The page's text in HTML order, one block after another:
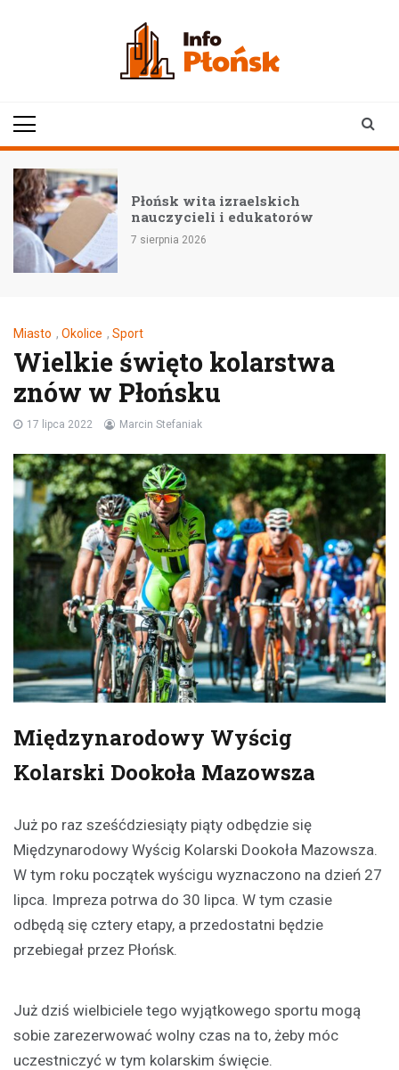
Płońsk wita izraelskich
nauczycieli i edukatorów
7 sierpnia 2026
Miasto , Okolice , Sport
Wielkie święto kolarstwa
znów w Płońsku
17 lipca 2022 Marcin Stefaniak
Międzynarodowy Wyścig
Kolarski Dookoła Mazowsza
Już po raz sześćdziesiąty piąty odbędzie się
Międzynarodowy Wyścig Kolarski Dookoła Mazowsza.
W tym roku początek wyścigu wyznaczono na dzień 27
lipca. Impreza potrwa do 30 lipca. W tym czasie
odbędą się cztery etapy, a przedostatni będzie
przebiegał przez Płońsk.
Już dziś wielbiciele tego wyjątkowego sportu mogą
sobie zarezerwować wolny czas na to, żeby móc
uczestniczyć w tym kolarskim święcie.